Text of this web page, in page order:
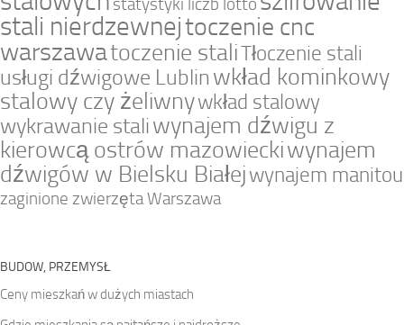
stali nierdzewnejtoczenie cnc
warszawatoczenie staliTłoczenie stali
usługi dźwigowe Lublin wkład kominkowy
stalowy czy żeliwnywkład stalowy
wykrawanie staliwynajem dźwigu z
kierowcą ostrów mazowieckiwynajem
dźwigów w Bielsku Białejwynajem manitou
zaginione zwierzęta Warszawa
BUDOW, PRZEMYSŁ
Ceny mieszkań w dużych miastach